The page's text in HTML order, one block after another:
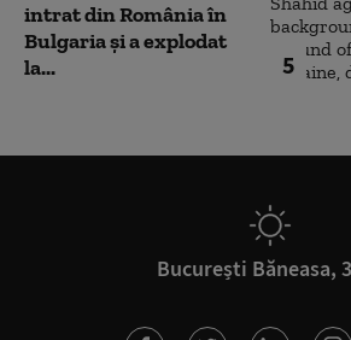
5
intrat din România în
Bulgaria şi a explodat
la...
București Băneasa,